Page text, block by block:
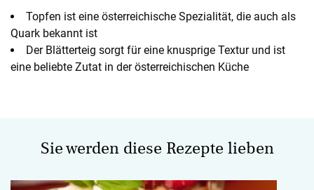
Topfen ist eine österreichische Spezialität, die auch als
Quark bekannt ist
Der Blätterteig sorgt für eine knusprige Textur und ist
eine beliebte Zutat in der österreichischen Küche
Sie werden diese Rezepte lieben